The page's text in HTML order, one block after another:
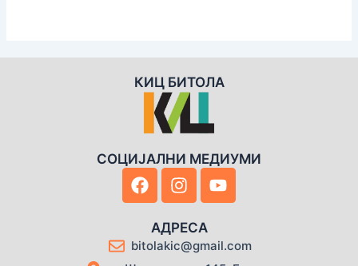
КИЦ БИТОЛА
СОЦИЈАЛНИ МЕДИУМИ
F
a
b
I
n
t
a
Y
o
u
АДРЕСА
bitolakic@gmail.com